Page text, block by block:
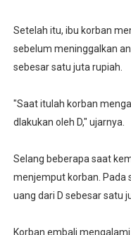
Setelah itu, ibu korban
sebelum meninggalkan
sebesar satu juta rupiah.
"Saat itulah korban
dlakukan oleh D," ujarnya.
Selang beberapa saat
menjemput korban. Pada
uang dari D sebesar satu
Korban embali